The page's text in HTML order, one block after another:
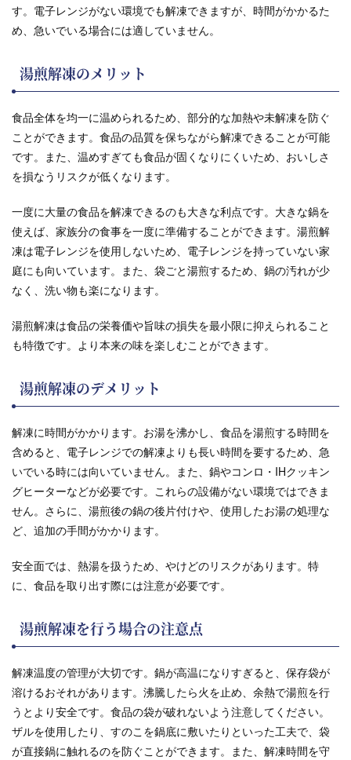
す。電子レンジがない環境でも解凍できますが、時間がかかるた
め、急いでいる場合には適していません。
湯煎解凍のメリット
食品全体を均一に温められるため、部分的な加熱や未解凍を防ぐ
ことができます。食品の品質を保ちながら解凍できることが可能
です。また、温めすぎても食品が固くなりにくいため、おいしさ
を損なうリスクが低くなります。
一度に大量の食品を解凍できるのも大きな利点です。大きな鍋を
使えば、家族分の食事を一度に準備することができます。湯煎解
凍は電子レンジを使用しないため、電子レンジを持っていない家
庭にも向いています。また、袋ごと湯煎するため、鍋の汚れが少
なく、洗い物も楽になります。
湯煎解凍は食品の栄養価や旨味の損失を最小限に抑えられること
も特徴です。より本来の味を楽しむことができます。
湯煎解凍のデメリット
解凍に時間がかかります。お湯を沸かし、食品を湯煎する時間を
含めると、電子レンジでの解凍よりも長い時間を要するため、急
いでいる時には向いていません。また、鍋やコンロ・IHクッキン
グヒーターなどが必要です。これらの設備がない環境ではできま
せん。さらに、湯煎後の鍋の後片付けや、使用したお湯の処理な
ど、追加の手間がかかります。
安全面では、熱湯を扱うため、やけどのリスクがあります。特
に、食品を取り出す際には注意が必要です。
湯煎解凍を行う場合の注意点
解凍温度の管理が大切です。鍋が高温になりすぎると、保存袋が
溶けるおそれがあります。沸騰したら火を止め、余熱で湯煎を行
うとより安全です。食品の袋が破れないよう注意してください。
ザルを使用したり、すのこを鍋底に敷いたりといった工夫で、袋
が直接鍋に触れるのを防ぐことができます。また、解凍時間を守